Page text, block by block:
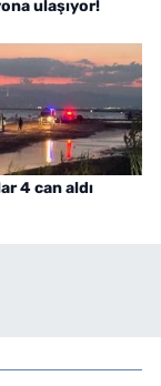
ulaşıyor!
4 can aldı